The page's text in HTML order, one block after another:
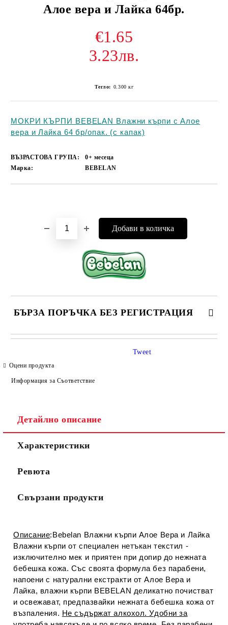
Алое вера и Лайка 64бр.
€1.65
3.23лв.
Тегло: 0.300 кг
МОКРИ КЪРПИ BEBELAN Влажни кърпи с Алое
вера и Лайка 64 бр/опак. (с капак)
ВЪЗРАСТОВА ГРУПА:
0+ месеца
Марка:
BEBELAN
БЪРЗА ПОРЪЧКА БЕЗ РЕГИСТРАЦИЯ
САМО ПОПЪЛНЕТЕ 4 ПОЛЕТА
Съгласен съм сПолитиката за лични данни
Ние ще се свържем с вас в рамките на работния ден.
Оцени продукта
Информация за Съответствие
Tweet
Детайлно описание
Характеристики
Ревюта
Свързани продукти
Описание:Bebelan Влажни кърпи Алое Вера и Лайка
Влажни кърпи от специален нетъкан текстил -
изключително мек и приятен при допир до нежната
бебешка кожа. Със своята формула без парабени,
напоени с натурални екстракти от Алое Вера и
Лайка, влажни кърпи BEBELAN деликатно почистват
и освежават, предпазвайки нежната бебешка кожа от
възпаления. Не съдържат алкохол. Удобни за